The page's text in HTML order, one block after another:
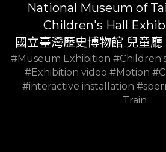
National Museum of
Children's Hall
國立臺灣歷史博物館 兒童
#Museum Exhibition
#Exhibition video #Motion
#interactive installation
Train